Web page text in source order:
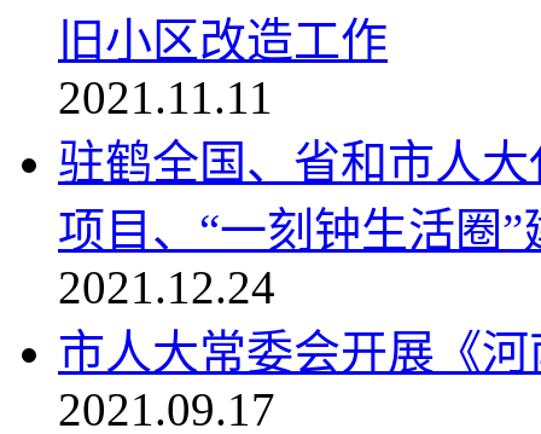
旧小区改造工作
2021.11.11
驻鹤全国、省和市人
项目、“一刻钟生活圈”
2021.12.24
市人大常委会开展《
2021.09.17